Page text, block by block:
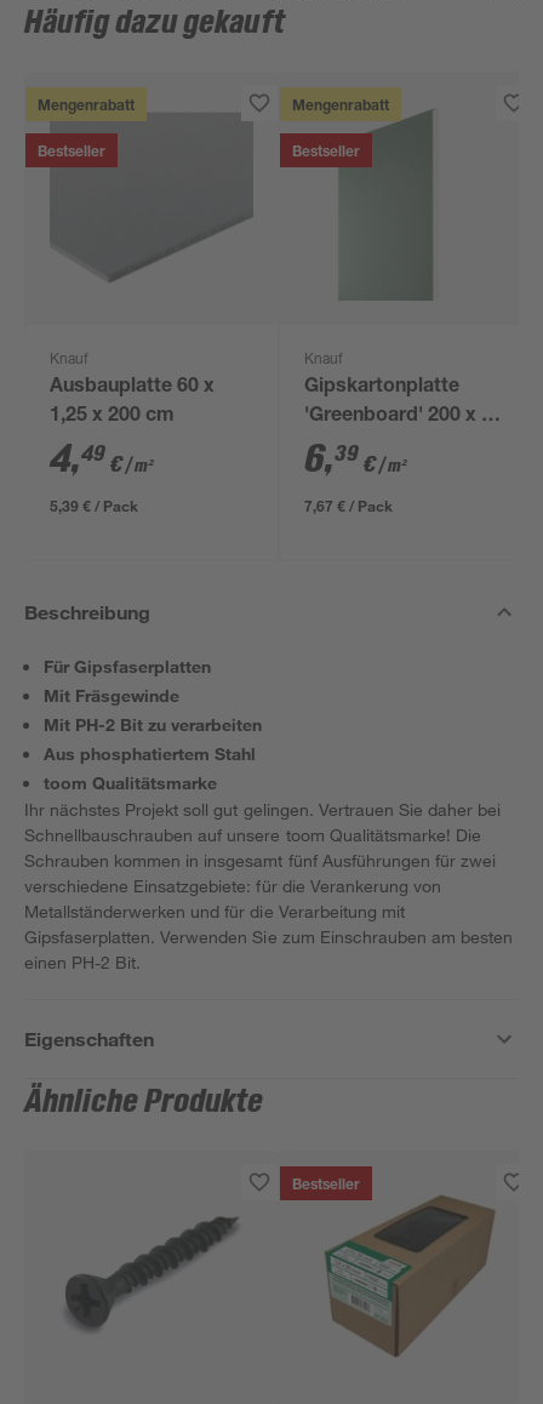
Häufig dazu gekauft
Mengenrabatt
Bestseller
Knauf
Ausbauplatte 60 x
1,25 x 200 cm
4,49 €/ m²
5,39 € / Pack
Mengenrabatt
Bestseller
Knauf
Gipskartonplatte
'Greenboard' 200 x 60
x 1,25 cm
6,39 €/ m²
7,67 € / Pack
Beschreibung
Für Gipsfaserplatten
Mit Fräsgewinde
Mit PH-2 Bit zu verarbeiten
Aus phosphatiertem Stahl
toom Qualitätsmarke
Ihr nächstes Projekt soll gut gelingen. Vertrauen Sie daher bei
Schnellbauschrauben auf unsere toom Qualitätsmarke! Die
Schrauben kommen in insgesamt fünf Ausführungen für zwei
verschiedene Einsatzgebiete: für die Verankerung von
Metallständerwerken und für die Verarbeitung mit
Gipsfaserplatten. Verwenden Sie zum Einschrauben am besten
einen PH-2 Bit.
Eigenschaften
Ähnliche Produkte
Bestseller